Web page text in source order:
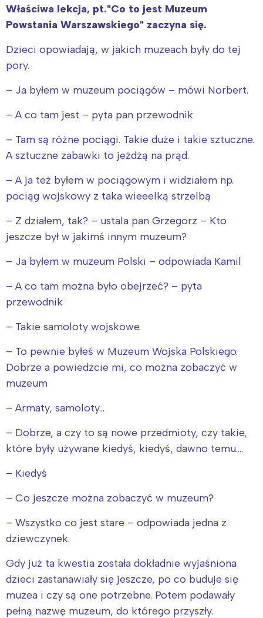
Właściwa lekcja, pt."Co to jest Muzeum
Powstania Warszawskiego" zaczyna się.
Dzieci opowiadają, w jakich muzeach były do tej
pory.
– Ja byłem w muzeum pociągów – mówi Norbert.
– A co tam jest – pyta pan przewodnik
– Tam są różne pociągi. Takie duże i takie sztuczne.
A sztuczne zabawki to jeżdżą na prąd.
– A ja też byłem w pociągowym i widziałem np.
pociąg wojskowy z taka wieeelką strzelbą
– Z działem, tak? – ustala pan Grzegorz – Kto
jeszcze był w jakimś innym muzeum?
– Ja byłem w muzeum Polski – odpowiada Kamil
– A co tam można było obejrzeć? – pyta
przewodnik
– Takie samoloty wojskowe.
– To pewnie byłeś w Muzeum Wojska Polskiego.
Dobrze a powiedzcie mi, co można zobaczyć w
muzeum
– Armaty, samoloty…
– Dobrze, a czy to są nowe przedmioty, czy takie,
które były używane kiedyś, kiedyś, dawno temu….
– Kiedyś
– Co jeszcze można zobaczyć w muzeum?
– Wszystko co jest stare – odpowiada jedna z
dziewczynek.
Gdy już ta kwestia została dokładnie wyjaśniona
dzieci zastanawiały się jeszcze, po co buduje się
muzea i czy są one potrzebne. Potem podawały
pełną nazwę muzeum, do którego przyszły.